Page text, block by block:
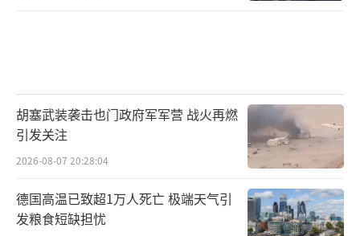
胡塞武装袭击也门政府军军营 战火再燃
引发关注
2026-08-07 20:28:04
德国高温已致超1万人死亡 极端天气引
发粮食短缺担忧